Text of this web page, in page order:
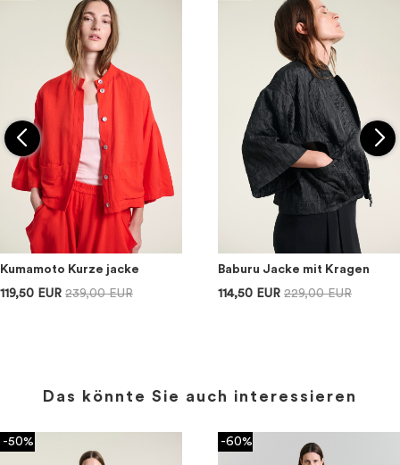
Kumamoto Kurze jacke
119,50 EUR 239,00 EUR
Baburu Jacke mit Kragen
114,50 EUR 229,00 EUR
Das könnte Sie auch interessieren
-50% -60%